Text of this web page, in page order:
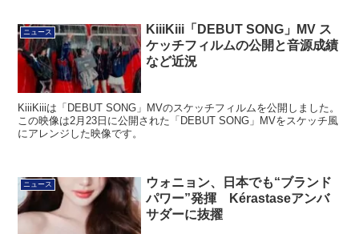
ニュース
KiiiKiii「DEBUT SONG」MV ス
ケッチフィルムの公開と音源成績
など近況
KiiiKiiiは「DEBUT SONG」MVのスケッチフィルムを公開しました。
この映像は2月23日に公開された「DEBUT SONG」MVをスケッチ風
にアレンジした映像です。
ニュース
ウォニョン、日本でも“ブランド
パワー”発揮 Kérastaseアンバ
サダーに抜擢